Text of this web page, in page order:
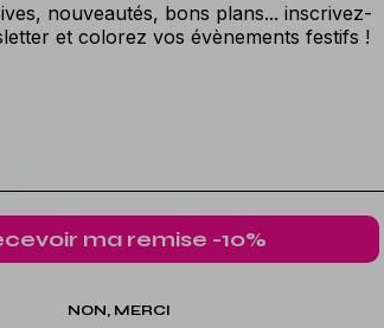
nouveautés, bons plans... inscrivez-
et colorez vos évènements festifs !
ma remise -10%
NON, MERCI